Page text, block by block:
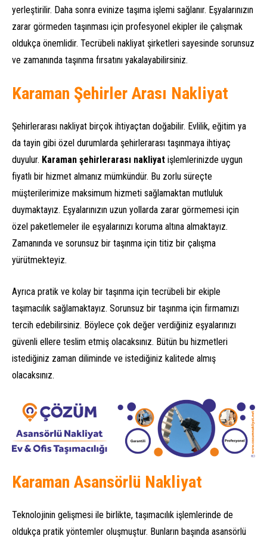
yerleştirilir. Daha sonra evinize taşıma işlemi sağlanır. Eşyalarınızın
zarar görmeden taşınması için profesyonel ekipler ile çalışmak
oldukça önemlidir. Tecrübeli nakliyat şirketleri sayesinde sorunsuz
ve zamanında taşınma fırsatını yakalayabilirsiniz.
Karaman Şehirler Arası Nakliyat
Şehirlerarası nakliyat birçok ihtiyaçtan doğabilir. Evlilik, eğitim ya
da tayin gibi özel durumlarda şehirlerarası taşınmaya ihtiyaç
duyulur. Karaman şehirlerarası nakliyat işlemlerinizde uygun
fiyatlı bir hizmet almanız mümkündür. Bu zorlu süreçte
müşterilerimize maksimum hizmeti sağlamaktan mutluluk
duymaktayız. Eşyalarınızın uzun yollarda zarar görmemesi için
özel paketlemeler ile eşyalarınızı koruma altına almaktayız.
Zamanında ve sorunsuz bir taşınma için titiz bir çalışma
yürütmekteyiz.
Ayrıca pratik ve kolay bir taşınma için tecrübeli bir ekiple
taşımacılık sağlamaktayız. Sorunsuz bir taşınma için firmamızı
tercih edebilirsiniz. Böylece çok değer verdiğiniz eşyalarınızı
güvenli ellere teslim etmiş olacaksınız. Bütün bu hizmetleri
istediğiniz zaman diliminde ve istediğiniz kalitede almış
olacaksınız.
Karaman Asansörlü Nakliyat
Teknolojinin gelişmesi ile birlikte, taşımacılık işlemlerinde de
oldukça pratik yöntemler oluşmuştur. Bunların başında asansörlü